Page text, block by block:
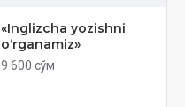
«Inglizcha yozishni
o‘rganamiz»
9 600 сўм